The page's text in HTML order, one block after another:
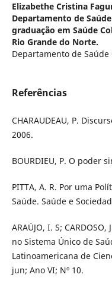
Elizabethe Cristina
Departamento de
graduação em Saúde
Rio Grande do Norte.
Departamento de
Referências
CHARAUDEAU, P.
2006.
BOURDIEU, P. O poder
PITTA, A. R. Por uma
Saúde. Saúde e
ARAÚJO, I. S;
no Sistema Único de
Latinoamericana de
jun; Ano VI; Nº 10.